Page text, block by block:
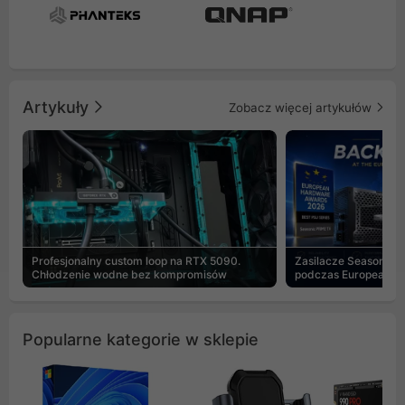
Artykuły Zobacz więcej artykułów
Profesjonalny custom loop na RTX 5090.
Chłodzenie wodne bez kompromisów
Zasilacze Seasonic
podczas European
Popularne kategorie w sklepie